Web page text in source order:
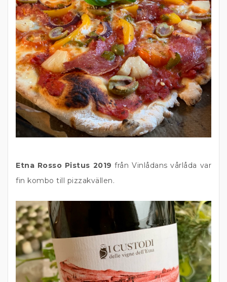
Etna Rosso Pistus 2019 från Vinlådans vårlåda var
fin kombo till pizzakvällen.